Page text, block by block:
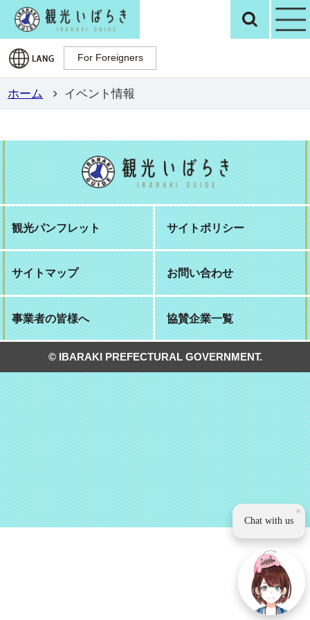
観光いばらき検
For Foreigners
For Foreigners
ホーム イベント情報
観光パンフレット サイトポリシー
サイトマップ お問い合わせ
事業者の皆様へ 協賛企業一覧
© IBARAKI PREFECTURAL GOVERNMENT.
×
Chat with us